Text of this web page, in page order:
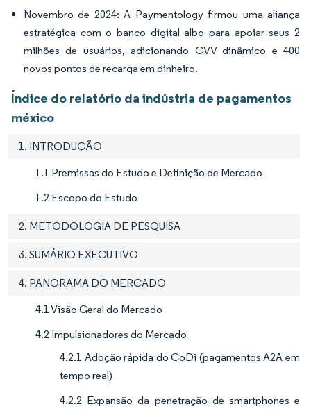
Novembro de 2024: A Paymentology firmou uma aliança
estratégica com o banco digital albo para apoiar seus 2
milhões de usuários, adicionando CVV dinâmico e 400
novos pontos de recarga em dinheiro.
Índice do relatório da indústria de pagamentos
méxico
1. INTRODUÇÃO
1.1 Premissas do Estudo e Definição de Mercado
1.2 Escopo do Estudo
2. METODOLOGIA DE PESQUISA
3. SUMÁRIO EXECUTIVO
4. PANORAMA DO MERCADO
4.1 Visão Geral do Mercado
4.2 Impulsionadores do Mercado
4.2.1 Adoção rápida do CoDi (pagamentos A2A em
tempo real)
4.2.2 Expansão da penetração de smartphones e